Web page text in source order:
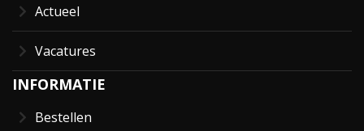
Actueel
Vacatures
INFORMATIE
Bestellen